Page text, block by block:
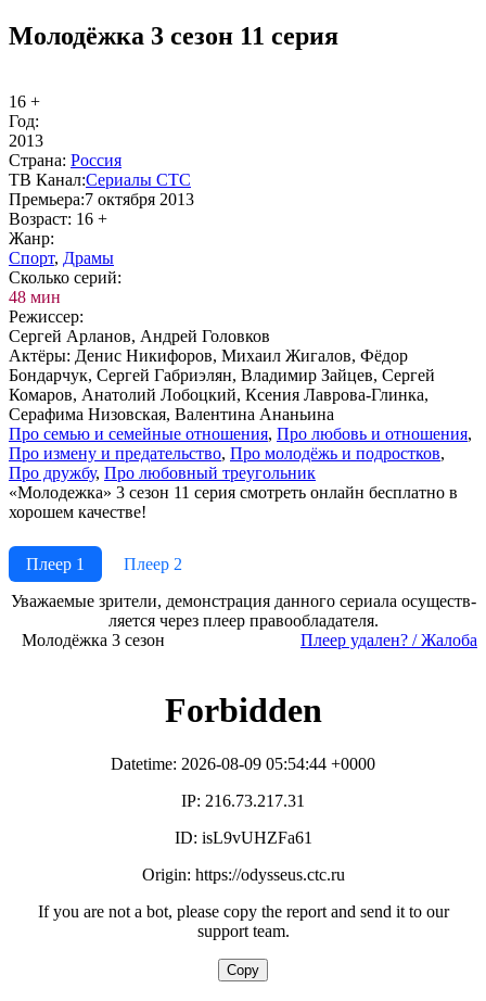
Молодёжка 3 сезон 11 серия
16 +
Год:
2013
Стра­на: Рос­сия
ТВ Ка­нал:Се­риа­лы СТС
Пре­мье­ра:7 октября 2013
Воз­раст: 16 +
Жанр:
Спорт, Дра­мы
Сколь­ко се­рий:
48 мин
Ре­жис­сер:
Сергей Арланов, Андрей Головков
Ак­тё­ры: Денис Никифоров, Михаил Жигалов, Фёдор
Бондарчук, Сергей Габриэлян, Владимир Зайцев, Сергей
Комаров, Анатолий Лобоцкий, Ксения Лаврова-Глинка,
Серафима Низовская, Валентина Ананьина
Про се­мью и се­мей­ные от­но­ше­ния, Про лю­бовь и от­но­ше­ния,
Про из­ме­ну и пре­да­тель­ст­во, Про мо­ло­дёжь и под­ро­ст­ков,
Про друж­бу, Про лю­бов­ный тре­уголь­ник
«Молодежка» 3 сезон 11 серия смотреть онлайн бесплатно в
хорошем качестве!
Плеер 1
Плеер 2
Ува­жае­мые зри­те­ли, де­мон­ст­ра­ция дан­но­го се­риа­ла осу­ще­ст­в­
ля­ет­ся че­рез пле­ер пра­во­об­ла­да­те­ля.
Молодёжка 3 сезон
Пле­ер уда­лен? / Жа­ло­ба